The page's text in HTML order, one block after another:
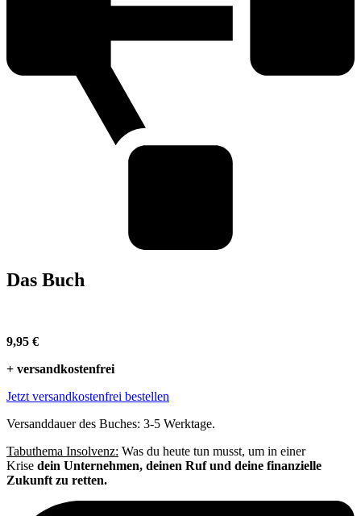
Das Buch
9,95 €
+ versandkostenfrei
Jetzt versandkostenfrei bestellen
Versanddauer des Buches: 3-5 Werktage.
Tabuthema Insolvenz: Was du heute tun musst, um in einer
Krise dein Unternehmen, deinen Ruf und deine finanzielle
Zukunft zu retten.